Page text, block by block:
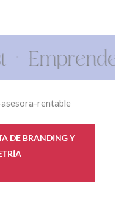
a tu
DE BRANDING Y